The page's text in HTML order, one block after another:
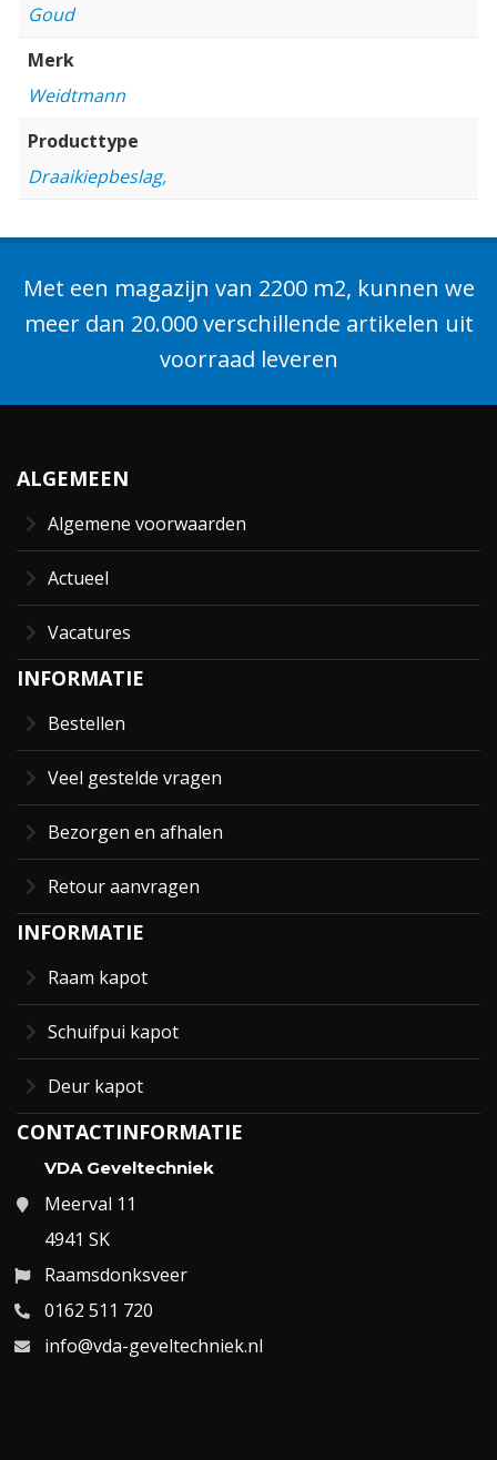
Goud
Merk
Weidtmann
Producttype
Draaikiepbeslag,
Met een magazijn van 2200 m2, kunnen we
meer dan 20.000 verschillende artikelen uit
voorraad leveren
ALGEMEEN
Algemene voorwaarden
Actueel
Vacatures
INFORMATIE
Bestellen
Veel gestelde vragen
Bezorgen en afhalen
Retour aanvragen
INFORMATIE
Raam kapot
Schuifpui kapot
Deur kapot
CONTACTINFORMATIE
VDA Geveltechniek
Meerval 11
4941 SK
Raamsdonksveer
0162 511 720
info@vda-geveltechniek.nl